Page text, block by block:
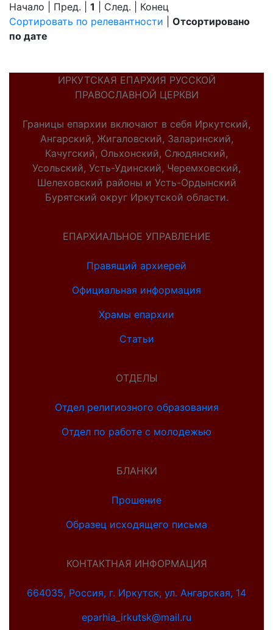
Начало | Пред. | 1 | След. | Конец
Сортировать по релевантности
Отсортировано
по дате
ИРКУТСКАЯ ЕПАРХИЯ РУССКОЙ
ПРАВОСЛАВНОЙ ЦЕРКВИ
Границы епархии включают в себя Иркутский,
Ангарский, Жигаловский, Заларинский,
Качугский, Ольхонский, Слюдянский,
Усольский, Усть-Удинский, Черемховский,
Шелеховский районы и Усть-Ордынский
Бурятский округ Иркутской области.
ЕПАРХИАЛЬНОЕ УПРАВЛЕНИЕ
Правящий архиерей
Официальная информация
Храмы епархии
Статьи
ОТДЕЛЫ
Отдел религиозного образования
Отдел по работе с молодежью
БЛАНКИ
Прошение
Образец исходящего письма
КОНТАКТНАЯ ИНФОРМАЦИЯ
664035, Россия, г. Иркутск, ул. Ангарская, 14
eparhia_irkutsk@mail.ru